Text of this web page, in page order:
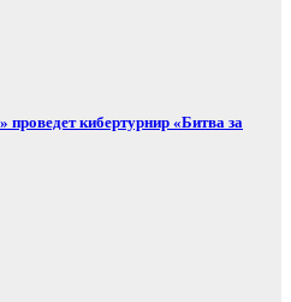
проведет кибертурнир «Битва за